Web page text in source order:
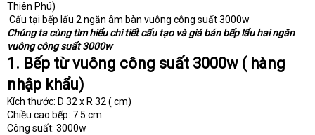
Thiên Phú)
Cấu tại bếp lẩu 2 ngăn âm bàn vuông công suất 3000w
Chúng ta cùng tìm hiểu chi tiết cấu tạo và giá bán bếp lẩu hai ngăn
vuông công suất 3000w
1. Bếp từ vuông công suất 3000w ( hàng
nhập khẩu)
Kích thước: D 32 x R 32 ( cm)
Chiều cao bếp: 7.5 cm
Công suất: 3000w